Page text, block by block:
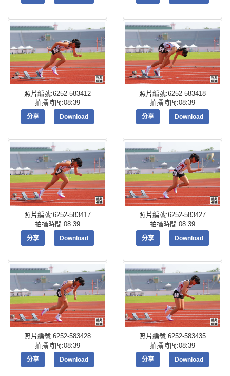
照片編號:6252-583412
拍攝時間:08:39
分享 Download
照片編號:6252-583418
拍攝時間:08:39
分享 Download
照片編號:6252-583417
拍攝時間:08:39
分享 Download
照片編號:6252-583427
拍攝時間:08:39
分享 Download
照片編號:6252-583428
拍攝時間:08:39
分享 Download
照片編號:6252-583435
拍攝時間:08:39
分享 Download